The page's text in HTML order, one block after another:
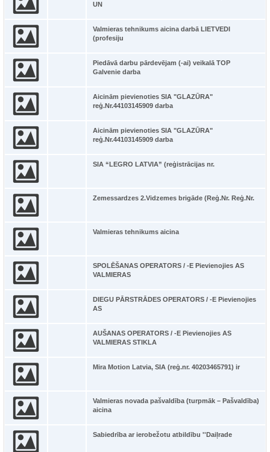
UN
Valmieras tehnikums aicina darbā LIETVEDI
(profesiju
Piedāvā darbu pārdevējam (-ai) veikalā TOP
Galvenie darba
Aicinām pievienoties SIA "GLAZŪRA"
reģ.Nr.44103145909 darba
Aicinām pievienoties SIA "GLAZŪRA"
reģ.Nr.44103145909 darba
SIA “LEGRO LATVIA” (reģistrācijas nr.
Zemessardzes 2.Vidzemes brigāde (Reģ.Nr. Reģ.Nr.
Valmieras tehnikums aicina
SPOLĒŠANAS OPERATORS / -E Pievienojies AS
VALMIERAS
DIEGU PĀRSTRĀDES OPERATORS / -E Pievienojies
AS
AUŠANAS OPERATORS / -E Pievienojies AS
VALMIERAS STIKLA
Mira Motion Latvia, SIA (reģ.nr. 40203465791) ir
Valmieras novada pašvaldība (turpmāk – Pašvaldība)
aicina
Sabiedrība ar ierobežotu atbildību ''Daiļrade